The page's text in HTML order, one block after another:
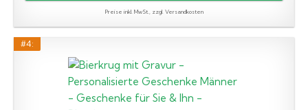
Preise inkl. MwSt., zzgl. Versandkosten
#4: